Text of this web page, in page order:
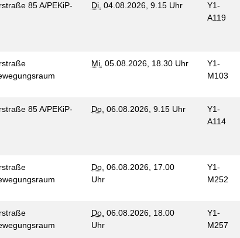
85 A/PEKiP-
Di. 04.08.2026, 9.15 Uhr
Y1-
A119
Mi. 05.08.2026, 18.30 Uhr
Y1-
M103
85 A/PEKiP-
Do. 06.08.2026, 9.15 Uhr
Y1-
A114
Do. 06.08.2026, 17.00
Uhr
Y1-
M252
Do. 06.08.2026, 18.00
Uhr
Y1-
M257